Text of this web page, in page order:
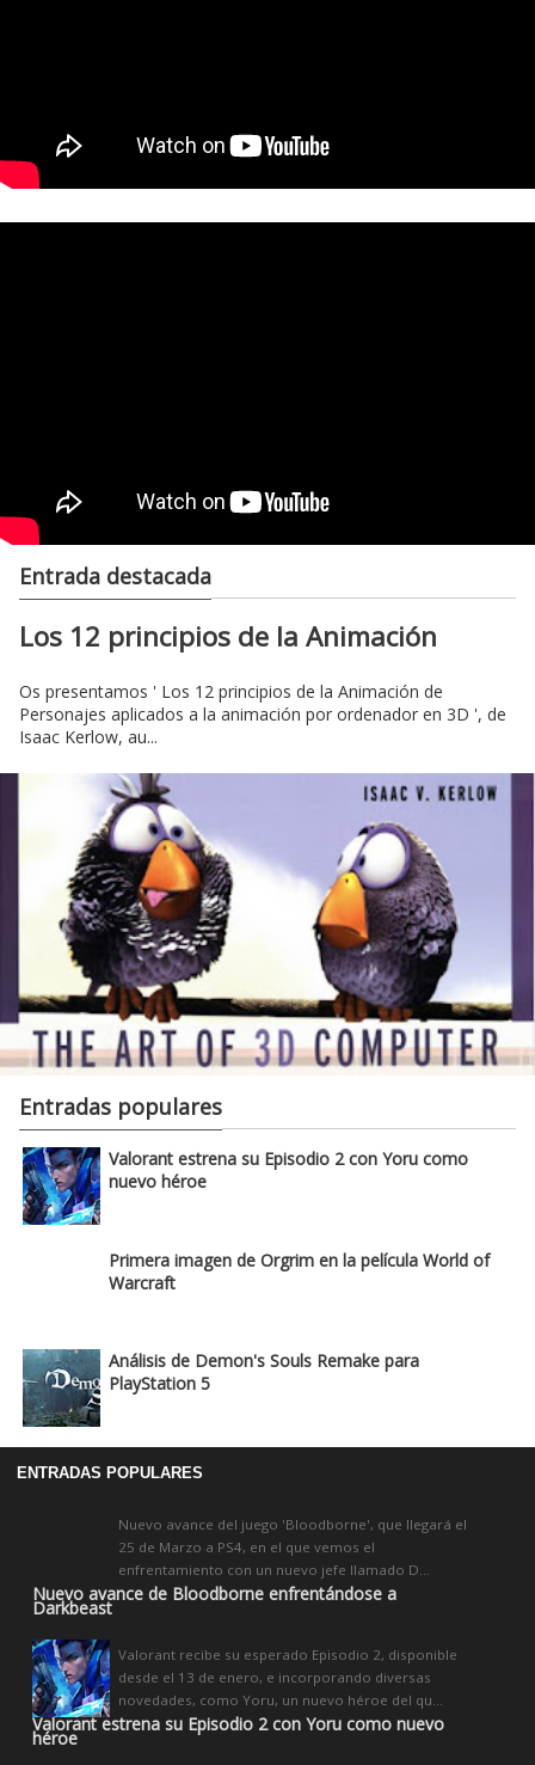
Entrada destacada
Los 12 principios de la Animación
Os presentamos ' Los 12 principios de la Animación de
Personajes aplicados a la animación por ordenador en 3D ', de
Isaac Kerlow, au...
Entradas populares
Valorant estrena su Episodio 2 con Yoru como
nuevo héroe
Primera imagen de Orgrim en la película World of
Warcraft
Análisis de Demon's Souls Remake para
PlayStation 5
ENTRADAS POPULARES
Nuevo avance de Bloodborne enfrentándose a
Darkbeast
Nuevo avance del juego 'Bloodborne', que llegará el
25 de Marzo a PS4, en el que vemos el
enfrentamiento con un nuevo jefe llamado D...
Valorant estrena su Episodio 2 con Yoru como nuevo
héroe
Valorant recibe su esperado Episodio 2, disponible
desde el 13 de enero, e incorporando diversas
novedades, como Yoru, un nuevo héroe del qu...